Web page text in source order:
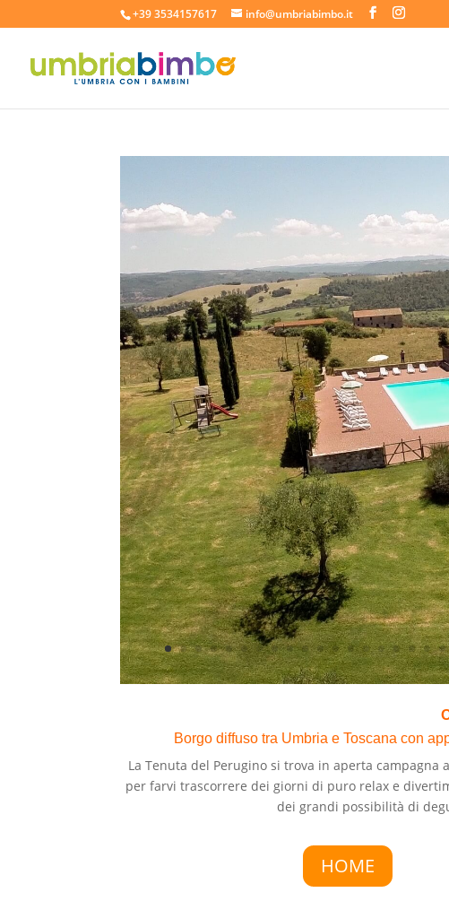
+39 3534157617 info@umbriabimbo.it
Borgo diffuso tra Umbria e Toscana con
La Tenuta del Perugino si trova in aperta campagna
per farvi trascorrere dei giorni di puro relax e
dei grandi possibilità di
HOME